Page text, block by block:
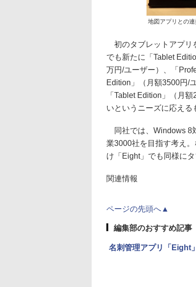
地図アプリとの
初のタブレットアプリ
でも新たに「Tablet
万円/ユーザー）、「
Edition」（月額3500円/
「Tablet Edition」（月
いというニーズに応える
同社では、Windows 8
業3000社を目指す考え
け「Eight」でも同様に
関連情報
ページの先頭へ▲
編集部のおすすめ記事
名刺管理アプリ「Eight